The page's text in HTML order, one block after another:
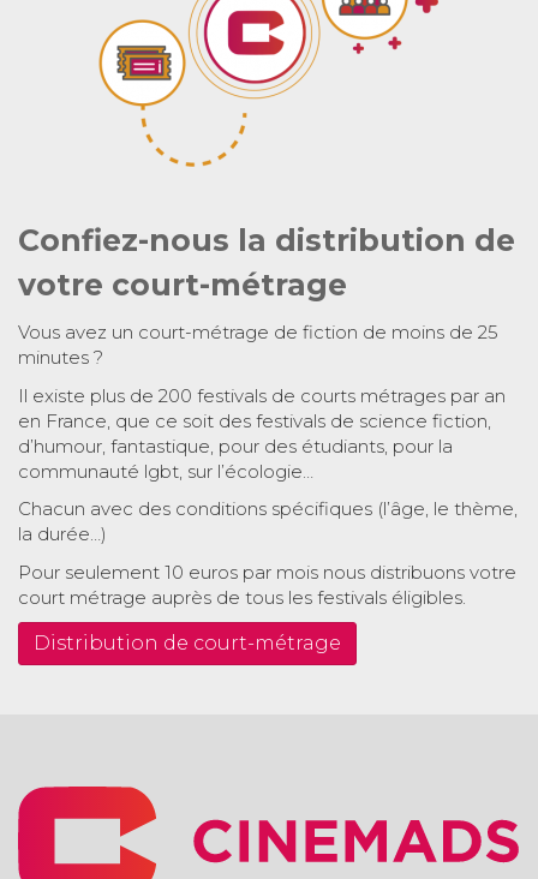
Confiez-nous la distribution de
votre court-métrage
Vous avez un court-métrage de fiction de moins de 25
minutes ?
Il existe plus de 200 festivals de courts métrages par an
en France, que ce soit des festivals de science fiction,
d’humour, fantastique, pour des étudiants, pour la
communauté lgbt, sur l’écologie…
Chacun avec des conditions spécifiques (l’âge, le thème,
la durée…)
Pour seulement 10 euros par mois nous distribuons votre
court métrage auprès de tous les festivals éligibles.
Distribution de court-métrage